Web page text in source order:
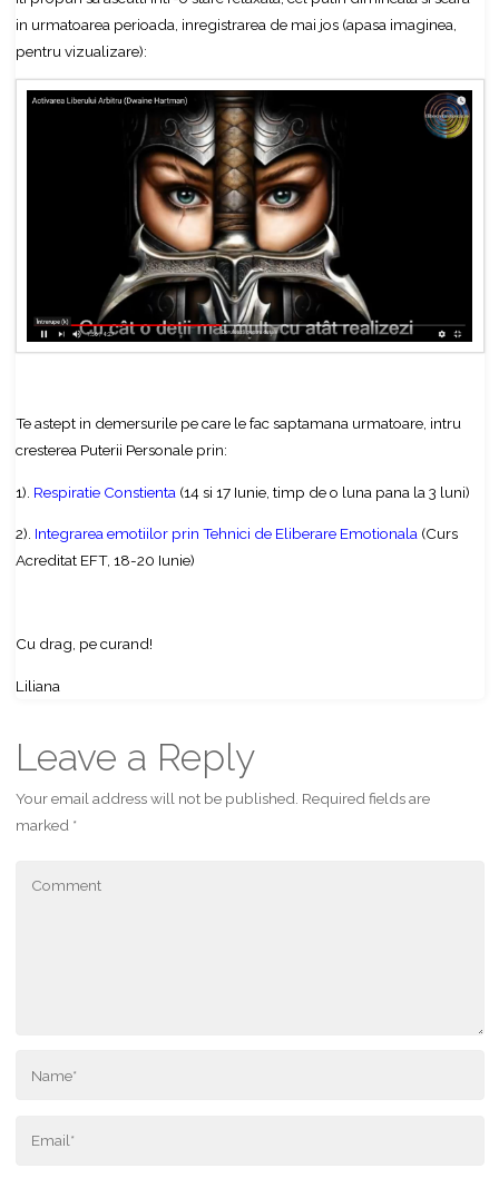
in urmatoarea perioada, inregistrarea de mai jos (apasa imaginea,
pentru vizualizare):
Te astept in demersurile pe care le fac saptamana urmatoare, intru
cresterea Puterii Personale prin:
1). Respiratie Constienta (14 si 17 Iunie, timp de o luna pana la 3 luni)
2). Integrarea emotiilor prin Tehnici de Eliberare Emotionala (Curs
Acreditat EFT, 18-20 Iunie)
Cu drag, pe curand!
Liliana
Leave a Reply
Your email address will not be published. Required fields are
marked *